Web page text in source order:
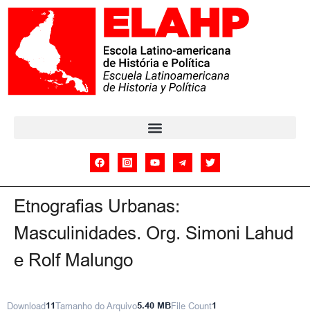
Etnografias Urbanas:
Masculinidades. Org. Simoni Lahud
e Rolf Malungo
Download11Tamanho do Arquivo5.40 MBFile Count1